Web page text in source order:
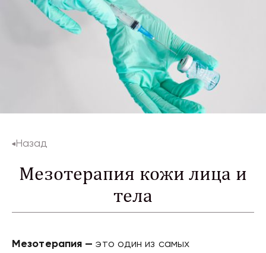
Назад
Мезотерапия кожи лица и
тела
Мезотерапия — это один из самых